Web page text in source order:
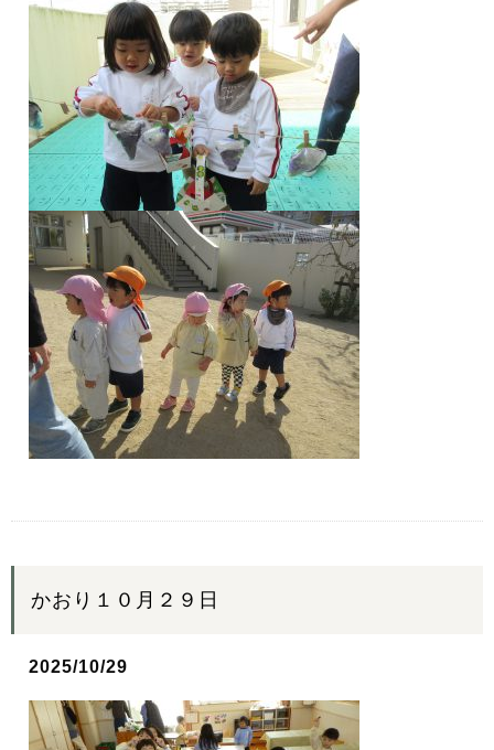
かおり１０月２９日
2025/10/29